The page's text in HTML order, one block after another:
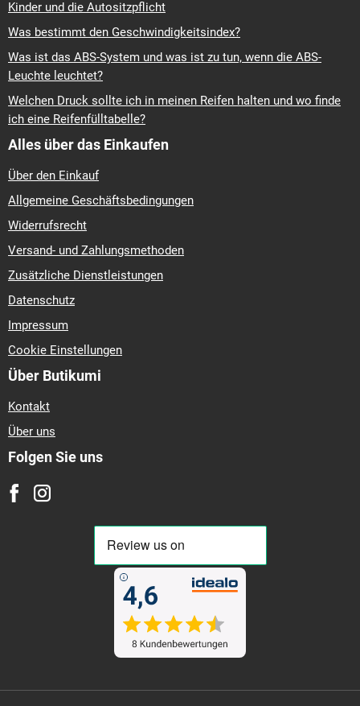
Kinder und die Autositzpflicht
Was bestimmt den Geschwindigkeitsindex?
Was ist das ABS-System und was ist zu tun, wenn die ABS-
Leuchte leuchtet?
Welchen Druck sollte ich in meinen Reifen halten und wo finde
ich eine Reifenfülltabelle?
Alles über das Einkaufen
Über den Einkauf
Allgemeine Geschäftsbedingungen
Widerrufsrecht
Versand- und Zahlungsmethoden
Zusätzliche Dienstleistungen
Datenschutz
Impressum
Cookie Einstellungen
Über Butikumi
Kontakt
Über uns
Folgen Sie uns